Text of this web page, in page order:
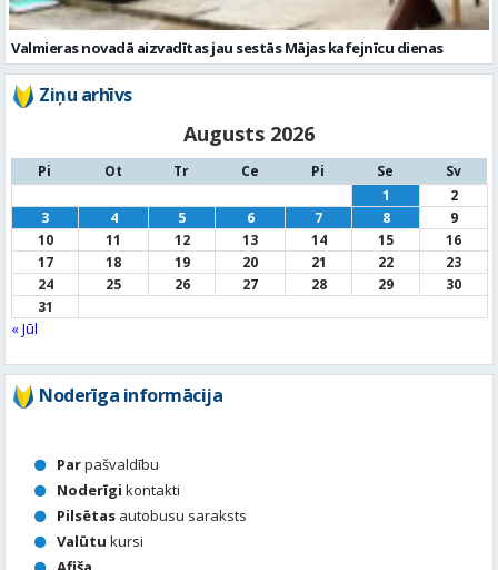
Valmieras novadā aizvadītas jau sestās Mājas kafejnīcu dienas
Ziņu arhīvs
Augusts 2026
Pi Ot Tr Ce Pi Se
Sv
1
2
3
4 5 6 7 8
9
10
11 12 13 14 15
16
17
18 19 20 21 22
23
24
25 26 27 28 29
30
31
« Jūl
Noderīga informācija
Parpašvaldību
Noderīgi kontakti
Pilsētas autobusu saraksts
Valūtu kursi